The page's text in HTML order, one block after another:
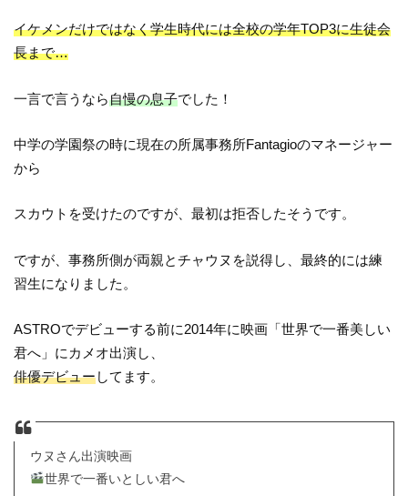
イケメンだけではなく学生時代には全校の学年TOP3に生徒会
長まで…
一言で言うなら自慢の息子でした！
中学の学園祭の時に現在の所属事務所Fantagioのマネージャー
から
スカウトを受けたのですが、最初は拒否したそうです。
ですが、事務所側が両親とチャウヌを説得し、最終的には練
習生になりました。
ASTROでデビューする前に2014年に映画「世界で一番美しい
君へ」にカメオ出演し、
俳優デビューしてます。
ウヌさん出演映画
世界で一番いとしい君へ